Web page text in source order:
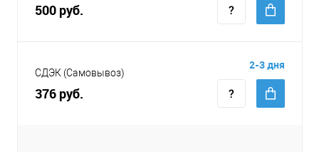
500 руб.
СДЭК (Самовывоз)
376 руб.
2-3 дня